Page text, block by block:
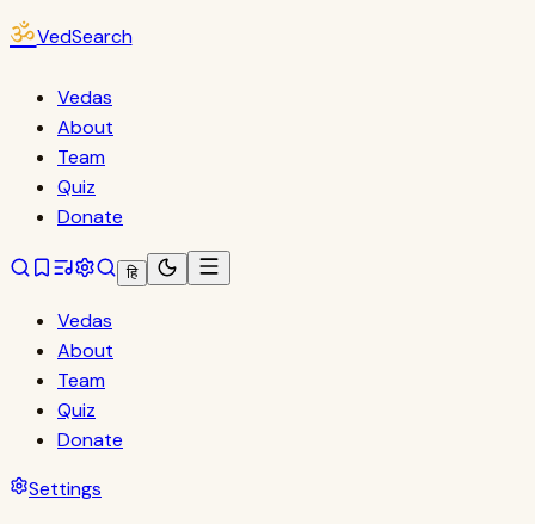
ॐVedSearch
Vedas
About
Team
Quiz
Donate
हि
Vedas
About
Team
Quiz
Donate
Settings